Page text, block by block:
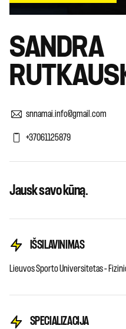
SANDRA
snnamai.info@gmail.com
+37061125879
Jausk savo kūną.
IŠSILAVINIMAS
Lieuvos Sporto Universitetas –
SPECIALIZACIJA